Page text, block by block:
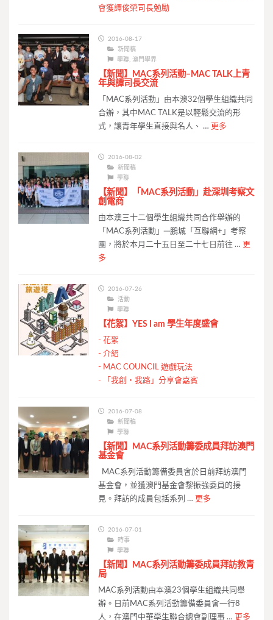
會獲譚俊榮司長勉勵
2016-08-17
新聞稿
學聯,澳門學界
【新聞】MAC系列活動–MAC TALK上青
年與譚司長交流
「MAC系列活動」由本澳32個學生組織共同
合辦，其中MAC TALK是以輕鬆交流的形
式，讓青年學生直接與名人、 … 更多
2016-08-02
新聞稿
學聯
【新聞】「MAC系列活動」赴深圳考察文
創電商
由本澳三十二個學生組織共同合作舉辦的
「MAC系列活動」─鵬城「互聯網+」考察
團，將於本月二十五日至二十七日前往 … 更
多
2016-07-26
活動
學聯
【花絮】YES I am 學生年度盛會
- 花絮
- 介紹
- MAC COUNCIL 遊戲玩法
-
「我創‧我路」分享會嘉賓
2016-07-08
新聞稿
學聯
【新聞】MAC系列活動籌委成員拜訪澳門
基金會
MAC系列活動籌備委員會於日前拜訪澳門
基金會，並獲澳門基金會黎振強委員的接
見。拜訪的成員包括系列 … 更多
2016-07-01
時事
學聯
【新聞】MAC系列活動籌委成員拜訪教青
局
MAC系列活動由本澳23個學生組織共同舉
辦。日前MAC系列活動籌備委員會一行8
人，在澳門中華學生聯合總會副理事 … 更多